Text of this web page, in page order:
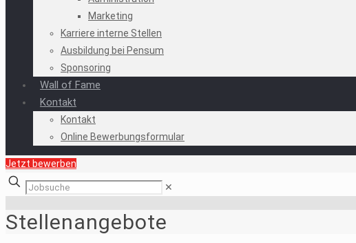
Marketing
Karriere interne Stellen
Ausbildung bei Pensum
Sponsoring
Wall of Fame
Kontakt
Kontakt
Online Bewerbungsformular
Jetzt bewerben
✕
Stellenangebote